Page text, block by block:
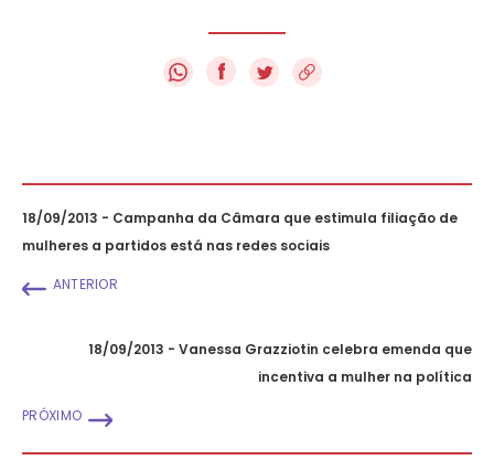
f
18/09/2013 - Campanha da Câmara que estimula filiação de
mulheres a partidos está nas redes sociais
ANTERIOR
18/09/2013 - Vanessa Grazziotin celebra emenda que
incentiva a mulher na política
PRÓXIMO